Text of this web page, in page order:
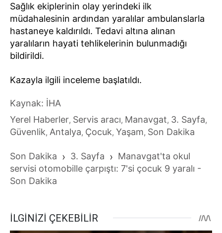
Sağlık ekiplerinin olay yerindeki ilk
müdahalesinin ardından yaralılar ambulanslarla
hastaneye kaldırıldı. Tedavi altına alınan
yaralıların hayati tehlikelerinin bulunmadığı
bildirildi.
Kazayla ilgili inceleme başlatıldı.
Kaynak: İHA
Yerel Haberler, Servis aracı, Manavgat, 3. Sayfa,
Güvenlik, Antalya, Çocuk, Yaşam, Son Dakika
Son Dakika › 3. Sayfa › Manavgat'ta okul
servisi otomobille çarpıştı: 7'si çocuk 9 yaralı -
Son Dakika